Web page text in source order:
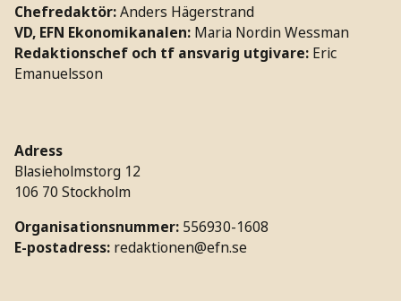
Chefredaktör:Anders Hägerstrand
VD, EFN Ekonomikanalen: Maria Nordin Wessman
Redaktionschef och tf ansvarig utgivare: Eric
Emanuelsson
Adress
Blasieholmstorg 12
106 70 Stockholm
Organisationsnummer: 556930-1608
E-postadress: redaktionen@efn.se